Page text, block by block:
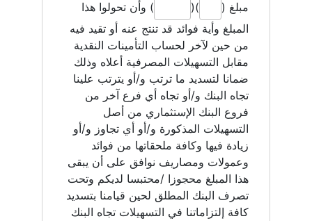
مبلغ (
)(
) وأن تحولوا هذا
المبلغ وأية فوائد قد تنتج عنه أو تقيد فيه
من حين لآخر لحساب التأمينات النقدية
مقابل التسهيلات المصرفية أعلاه وذلك
ضمانا لتسديد ما ترتب و/أو يترتب علينا
تجاه البنك و/أو تجاه أي فرع آخر من
فروع البنك الإستثماري من أصل
التسهيلات المذكورة و/أو أي تجاوز و/أو
زيادة فيها وكافة ملحقاتها من فوائد
وعمولات ومصاريف نوافق على أن يبقى
هذا المبلغ محجوزا /محتبسا لديكم وتحت
تصرف البنك المطلق لحين قيامنا بتسديد
كافة إلتزاماتنا في التسهيلات تجاه البنك